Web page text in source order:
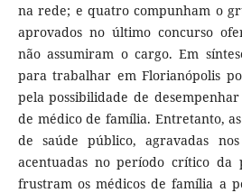
na rede; e quatro compunham o
aprovados no último concurso
não assumiram o cargo. Em
para trabalhar em Florianópolis
pela possibilidade de
de médico de família. Entretanto,
de saúde público, agravadas
acentuadas no período crítico da
frustram os médicos de família a